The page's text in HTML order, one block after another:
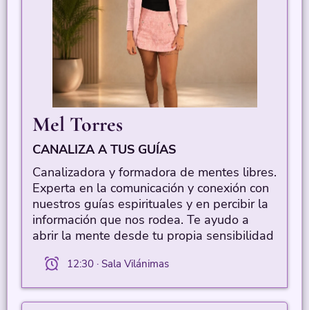
Mel Torres
CANALIZA A TUS GUÍAS
Canalizadora y formadora de mentes libres.
Experta en la comunicación y conexión con
nuestros guías espirituales y en percibir la
información que nos rodea. Te ayudo a
abrir la mente desde tu propia sensibilidad
12:30 · Sala Vilánimas